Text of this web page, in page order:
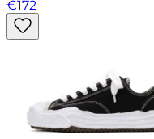
€172